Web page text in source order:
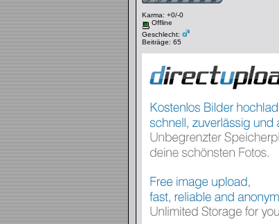
Karma: +0/-0
Offline
Geschlecht:
Beiträge: 65